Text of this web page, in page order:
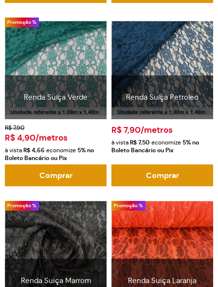
Promoção %
Renda Suíça Verde
R$ 7,90
R$ 4,90/metros
à vista R$ 4,66 economize 5%no
Boleto Bancário ou Pix
Comprar
Renda Suíça Petroleo
R$ 7,90/metros
à vista R$ 7,50 economize 5%no
Boleto Bancário ou Pix
Comprar
Promoção %
Renda Suiça Marrom
Promoção %
Renda Suiça Laranja